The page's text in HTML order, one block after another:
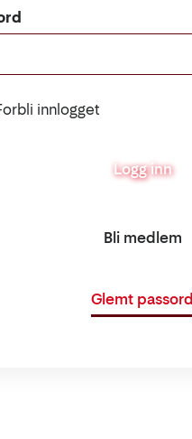
innlogget
Logg inn
Bli medlem
Glemt passord